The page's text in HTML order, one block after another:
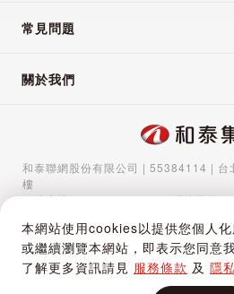
本網站使用cookies以提供您個人
或繼續瀏覽本網站，即表示您同意
了解更多資訊請見 服務條款 及 隱
常見問題
關於我們
和泰聯網股份有限公司 | 55384114 | 台
樓
服務專線：02-5570-1788| 聯絡信箱：
Copyright © 2024 Hotai Connected
Motor Corporation